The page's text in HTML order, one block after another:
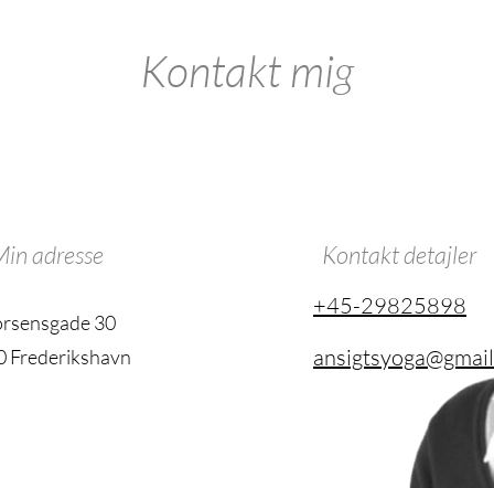
Kontakt mig
adresse
30
Frederikshavn
Kontakt detajler
+45-29825898